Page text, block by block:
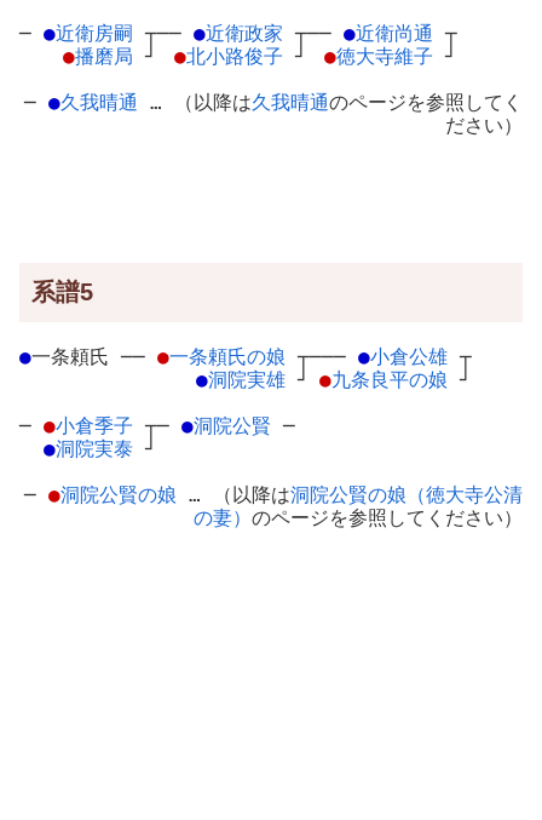
─ ●近衛房嗣 ┬
●播磨局 ┘
── ●近衛政家 ┬
●北小路俊子 ┘
── ●近衛尚通 ┬
●徳大寺維子 ┘
─ ●久我晴通 … （以降は久我晴通のページを参照してく
ださい）
系譜5
●一条頼氏 ── ●一条頼氏の娘 ┬
●洞院実雄 ┘
─── ●小倉公雄 ┬
●九条良平の娘 ┘
─ ●小倉季子 ┬
●洞院実泰 ┘
─ ●洞院公賢 ─
─ ●洞院公賢の娘 … （以降は洞院公賢の娘（徳大寺公清
の妻） のページを参照してください）